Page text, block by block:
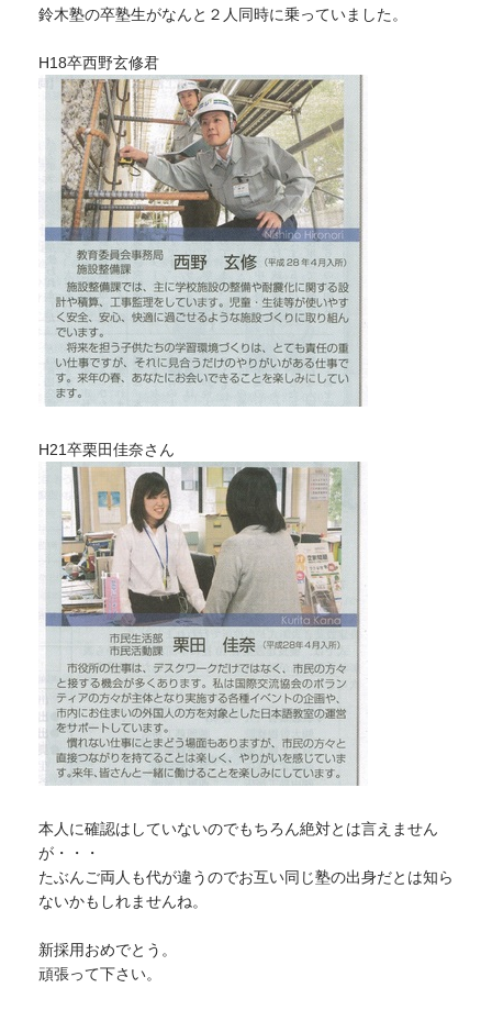
鈴木塾の卒塾生がなんと２人同時に乗っていました。
H18卒西野玄修君
H21卒栗田佳奈さん
本人に確認はしていないのでもちろん絶対とは言えません
が・・・
たぶんご両人も代が違うのでお互い同じ塾の出身だとは知ら
ないかもしれませんね。
新採用おめでとう。
頑張って下さい。